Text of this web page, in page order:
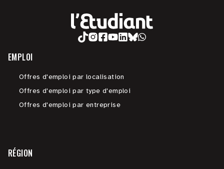
EMPLOI
Offres d'emploi par localisation
Offres d'emploi par type d'emploi
Offres d'emploi par entreprise
RÉGION